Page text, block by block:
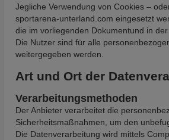
Jegliche Verwendung von Cookies –
sportarena-unterland.com eingesetzt
die im vorliegenden Dokumentund in
Die Nutzer sind für alle
weitergegeben werden.
Art und Ort der
Verarbeitungsmethoden
Der Anbieter verarbeitet die
Sicherheitsmaßnahmen, um den
Die Datenverarbeitung wird mittels